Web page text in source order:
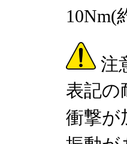
10Nm(
注
表記の
衝撃が